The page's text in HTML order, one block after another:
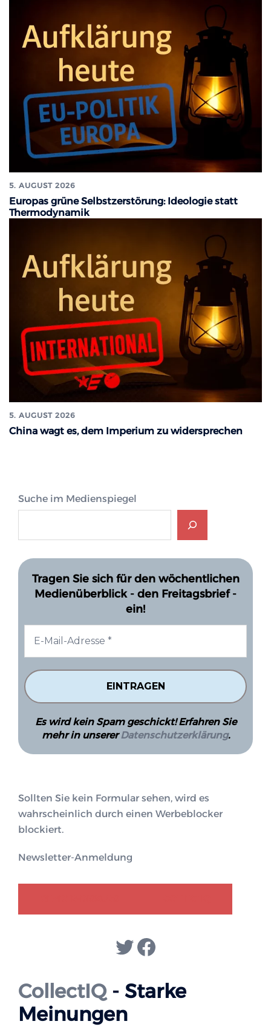
5. AUGUST 2026
Europas grüne Selbstzerstörung: Ideologie statt
Thermodynamik
5. AUGUST 2026
China wagt es, dem Imperium zu widersprechen
Suche im Medienspiegel
Tragen Sie sich für den wöchentlichen
Medienüberblick - den Freitagsbrief -
ein!
Es wird kein Spam geschickt! Erfahren Sie
mehr in unsererDatenschutzerklärung.
Sollten Sie kein Formular sehen, wird es
wahrscheinlich durch einen Werbeblocker
blockiert.
Newsletter-Anmeldung
Twitter
Facebook
CollectIQ- Starke
Meinungen